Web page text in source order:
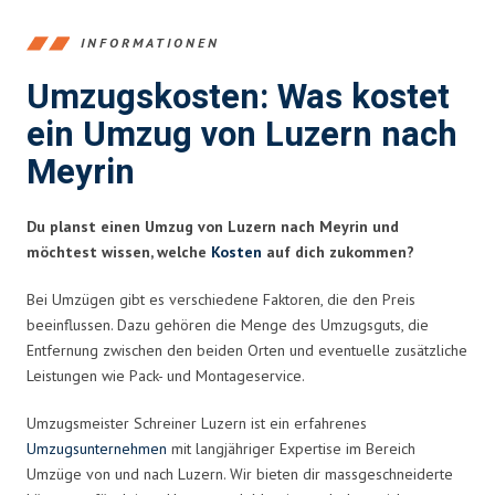
INFORMATIONEN
Umzugskosten: Was kostet
ein Umzug von Luzern nach
Meyrin
Du planst einen Umzug von Luzern nach Meyrin und
möchtest wissen, welche Kosten auf dich zukommen?
Bei Umzügen gibt es verschiedene Faktoren, die den Preis
beeinflussen. Dazu gehören die Menge des Umzugsguts, die
Entfernung zwischen den beiden Orten und eventuelle zusätzliche
Leistungen wie Pack- und Montageservice.
Umzugsmeister Schreiner Luzern ist ein erfahrenes
Umzugsunternehmen mit langjähriger Expertise im Bereich
Umzüge von und nach Luzern. Wir bieten dir massgeschneiderte